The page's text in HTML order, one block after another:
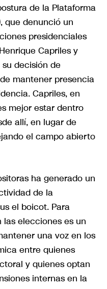
de la Plataforma
que denunció un
presidenciales
Capriles y
decisión de
mantener presencia
Capriles, en
mejor estar dentro
allí, en lugar de
el campo abierto
ha generado un
de la
el boicot. Para
elecciones es un
una voz en los
entre quienes
y quienes optan
internas en la